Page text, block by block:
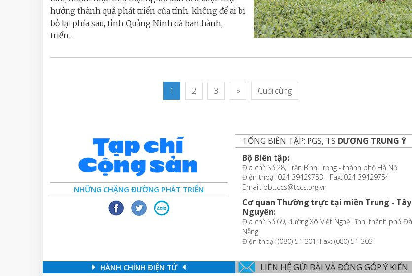
hưởng thành quả phát triển của tỉnh, không để ai bị
bỏ lại phía sau, tỉnh Quảng Ninh đã ban hành,
triển...
1 2 3 » Cuối cùng
NHỮNG CHẶNG ĐƯỜNG PHÁT TRIỂN
TỔNG BIÊN TẬP: PGS, TS DƯƠNG TRUNG Ý
Bộ Biên tập:
Địa chỉ: Số 28, Trần Bình Trọng - thành phố Hà Nội
Điện thoại: 024 39429753 - Fax: 024 39429754
Email: bbttccs@tccs.org.vn
Cơ quan Thường trực tại miền Trung - Tây
Nguyên:
Địa chỉ: Số 69, đường Xô Viết Nghệ Tĩnh, thành phố Đà
Nẵng
Điện thoại: (080) 51 301; Fax: (080) 51 303
HÀNH CHÍNH ĐIỆN TỬ LIÊN HỆ GỬI BÀI VÀ ĐÓNG GÓP Ý KIẾN